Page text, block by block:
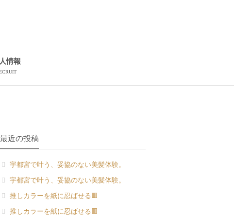
情報
最近の投稿
宇都宮で叶う、妥協のない美髪体験。
宇都宮で叶う、妥協のない美髪体験。
推しカラーを紙に忍ばせる🟥
推しカラーを紙に忍ばせる🟥